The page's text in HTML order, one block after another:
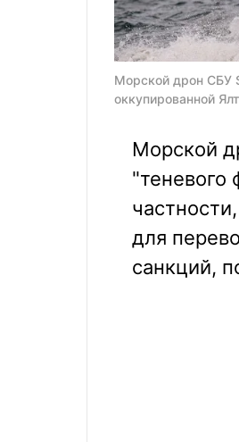
Морской дрон СБУ
оккупированной
Морской
"теневого
для
санкций,